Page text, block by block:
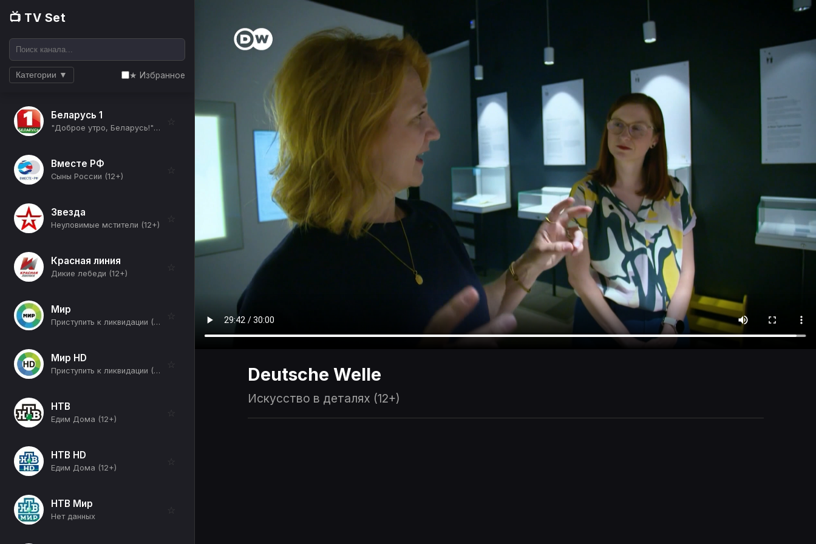
📺 TV Set
Категории ▼ ★ Избранное
Беларусь 1
"Доброе утро, Беларусь!" со Светланой Боровской (12+)
☆
Вместе РФ
Сыны России (12+)
☆
Звезда
Неуловимые мстители (12+)
☆
Красная линия
Дикие лебеди (12+)
☆
Мир
Приступить к ликвидации (6+)
☆
Мир HD
Приступить к ликвидации (6+)
☆
НТВ
Едим Дома (12+)
☆
НТВ HD
Едим Дома (12+)
☆
НТВ Мир
Нет данных
☆
Deutsche Welle
Искусство в деталях (12+)